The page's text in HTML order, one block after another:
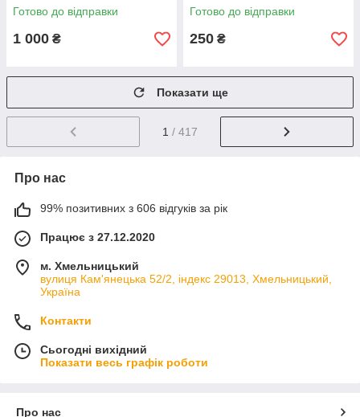
Готово до відправки
1 000 ₴
Готово до відправки
250 ₴
Показати ще
1 / 417
Про нас
99% позитивних з 606 відгуків за рік
Працює з 27.12.2020
м. Хмельницький
вулиця Кам'янецька 52/2, індекс 29013, Хмельницький,
Україна
Контакти
Сьогодні вихідний
Показати весь графік роботи
Про нас